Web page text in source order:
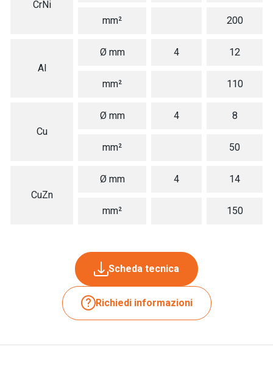
CrNi
mm²
200
Al
Ø mm 4 12
mm² 110
Cu
Ø mm 4 8
mm² 50
CuZn
Ø mm 4 14
mm² 150
Scheda tecnica
Richiedi informazioni